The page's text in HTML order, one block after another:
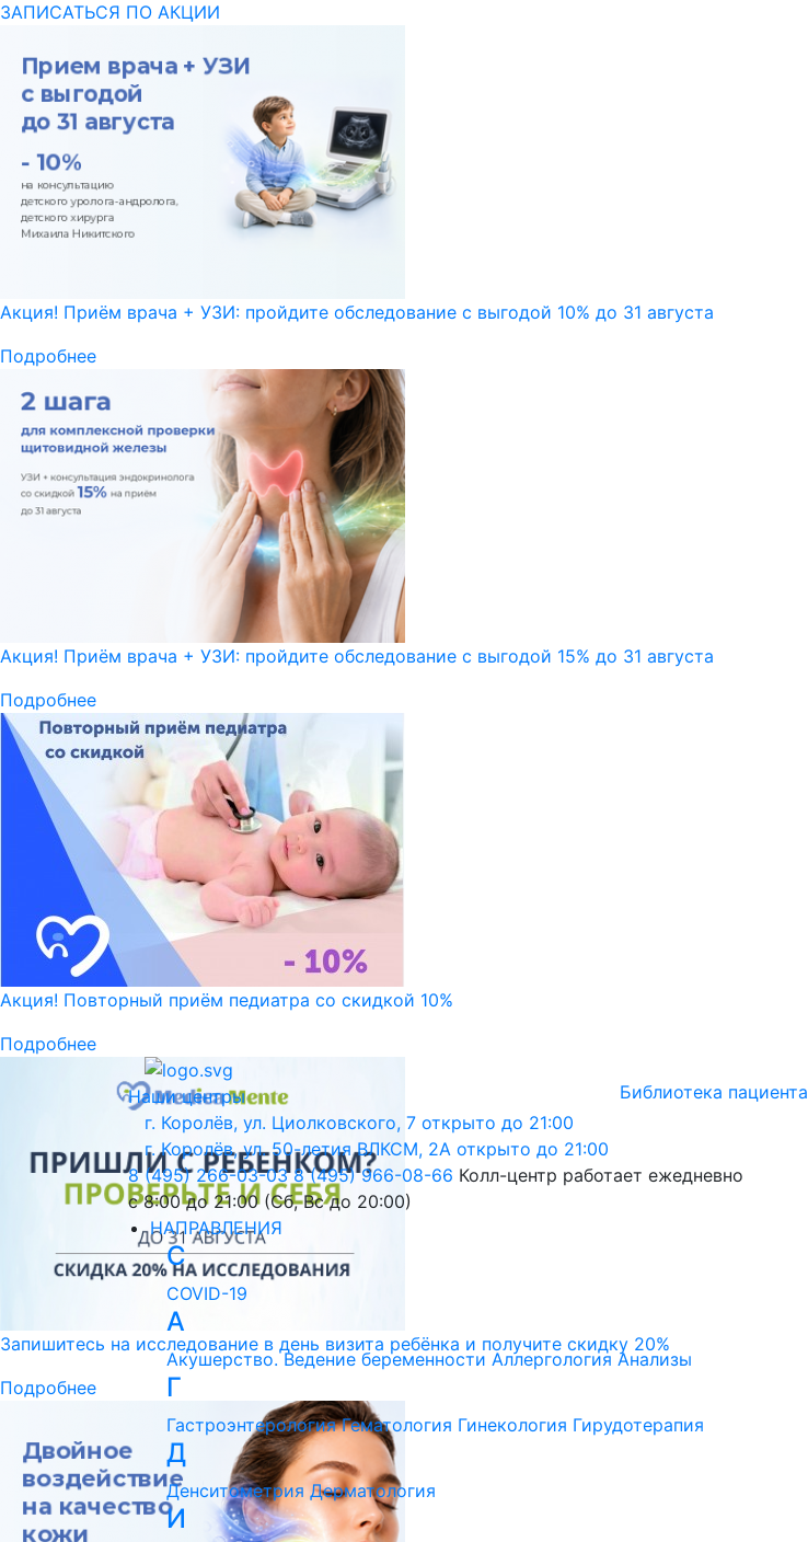
ЗАПИСАТЬСЯ ПО АКЦИИ
Акция! Приём врача + УЗИ: пройдите обследование с выгодой 10% до 31 августа
Подробнее
Акция! Приём врача + УЗИ: пройдите обследование с выгодой 15% до 31 августа
Подробнее
Акция! Повторный приём педиатра со скидкой 10%
Подробнее
Запишитесь на исследование в день визита ребёнка и получите скидку 20%
Подробнее
Библиотека пациента
Наши центры
г. Королёв, ул. Циолковского, 7 открыто до 21:00
г. Королёв, ул. 50-летия ВЛКСМ, 2А открыто до 21:00
8 (495) 266-03-03 8 (495) 966-08-66 Колл-центр работает ежедневно
с 8:00 до 21:00 (Сб, Вс до 20:00)
НАПРАВЛЕНИЯ
C
COVID-19
А
Акушерство. Ведение беременности Аллергология Анализы
Г
Гастроэнтерология Гематология Гинекология Гирудотерапия
Д
Денситометрия Дерматология
И